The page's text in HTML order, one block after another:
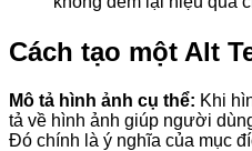
Cách tạo một Alt
Mô tả hình ảnh cụ thể: Khi
tả về hình ảnh giúp người
Đó chính là ý nghĩa của mục